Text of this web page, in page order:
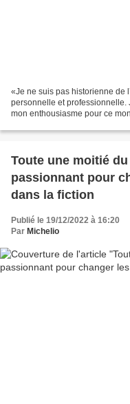
«Je ne suis pas historienne de
personnelle et professionnelle.
mon enthousiasme pour ce
Toute une moitié
passionnant pour
dans la fiction
Publié le 19/12/2022 à 16:20
Par Michelio